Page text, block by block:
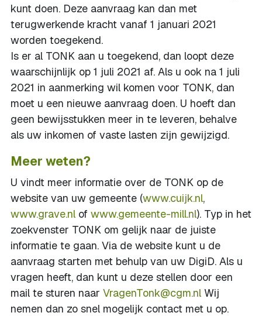
kunt doen. Deze aanvraag kan dan met
terugwerkende kracht vanaf 1 januari 2021
worden toegekend.
Is er al TONK aan u toegekend, dan loopt deze
waarschijnlijk op 1 juli 2021 af. Als u ook na 1 juli
2021 in aanmerking wil komen voor TONK, dan
moet u een nieuwe aanvraag doen. U hoeft dan
geen bewijsstukken meer in te leveren, behalve
als uw inkomen of vaste lasten zijn gewijzigd.
Meer weten?
U vindt meer informatie over de TONK op de
website van uw gemeente (www.cuijk.nl,
www.grave.nl of www.gemeente-mill.nl). Typ in het
zoekvenster TONK om gelijk naar de juiste
informatie te gaan. Via de website kunt u de
aanvraag starten met behulp van uw DigiD. Als u
vragen heeft, dan kunt u deze stellen door een
mail te sturen naar VragenTonk@cgm.nl Wij
nemen dan zo snel mogelijk contact met u op.